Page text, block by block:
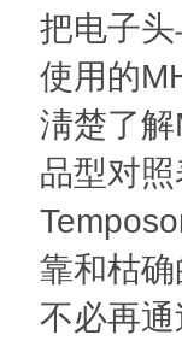
把电子
使用的
淸楚了
品型对
靠和枯
不必再